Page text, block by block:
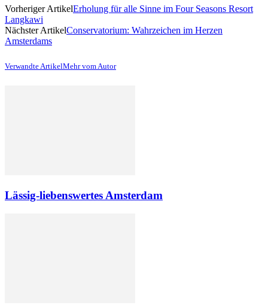
Vorheriger ArtikelErholung für alle Sinne im Four Seasons Resort
Langkawi
Nächster ArtikelConservatorium: Wahrzeichen im Herzen
Amsterdams
Verwandte ArtikelMehr vom Autor
Lässig-liebenswertes Amsterdam